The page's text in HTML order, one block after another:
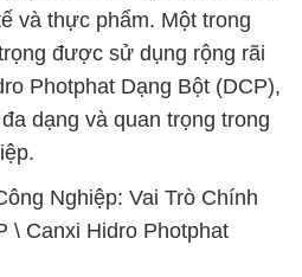
và thực phẩm. Một trong
được sử dụng rộng rãi
Photphat Dạng Bột (DCP),
dạng và quan trọng trong
Nghiệp: Vai Trò Chính
\ Canxi Hidro Photphat